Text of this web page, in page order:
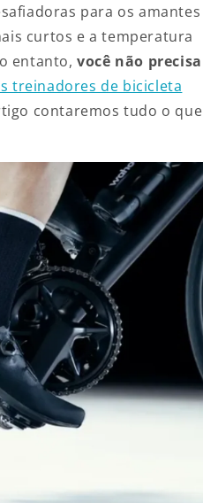
para os amantes
curtos e a temperatura
entanto, você não precisa
treinadores de bicicleta
contaremos tudo o que